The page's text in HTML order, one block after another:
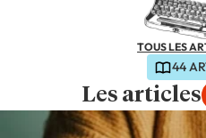
44
Les articles
TOUS LES